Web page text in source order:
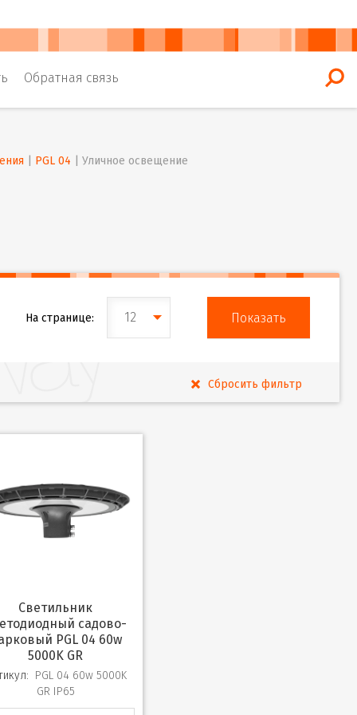
Обратная связь
PGL 04 Уличное освещение
На странице: 12
Светильник
садово-
PGL 04 60w
5000K GR
PGL 04 60w 5000K
GR IP65